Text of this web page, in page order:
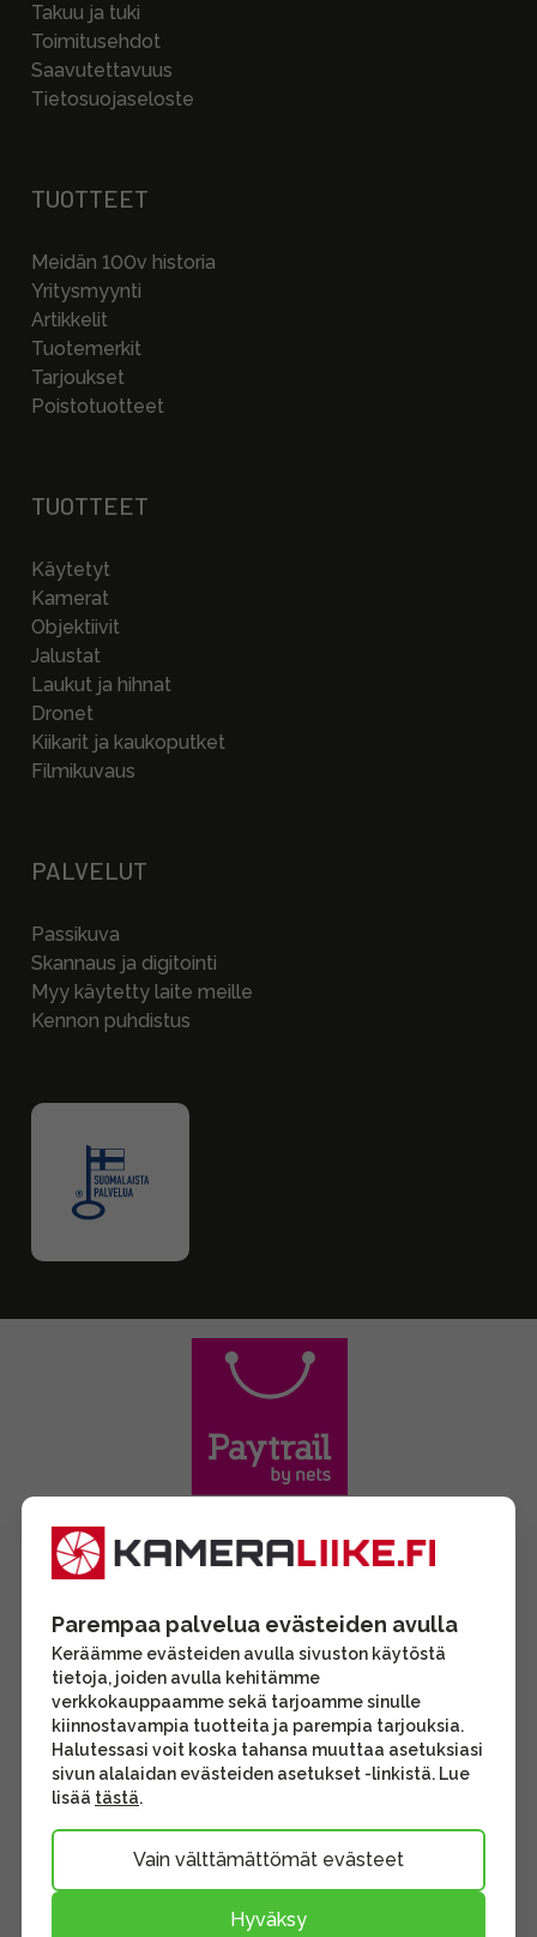
Takuu ja tuki
Toimitusehdot
Saavutettavuus
Tietosuojaseloste
TUOTTEET
Meidän 100v historia
Yritysmyynti
Artikkelit
Tuotemerkit
Tarjoukset
Poistotuotteet
TUOTTEET
Käytetyt
Kamerat
Objektiivit
Jalustat
Laukut ja hihnat
Dronet
Kiikarit ja kaukoputket
Filmikuvaus
PALVELUT
Passikuva
Skannaus ja digitointi
Myy käytetty laite meille
Kennon puhdistus
Parempaa palvelua evästeiden avulla
Keräämme evästeiden avulla sivuston käytöstä
tietoja, joiden avulla kehitämme
verkkokauppaamme sekä tarjoamme sinulle
kiinnostavampia tuotteita ja parempia tarjouksia.
Halutessasi voit koska tahansa muuttaa asetuksiasi
sivun alalaidan evästeiden asetukset -linkistä. Lue
lisää tästä.
Vain välttämättömät evästeet
Hyväksy